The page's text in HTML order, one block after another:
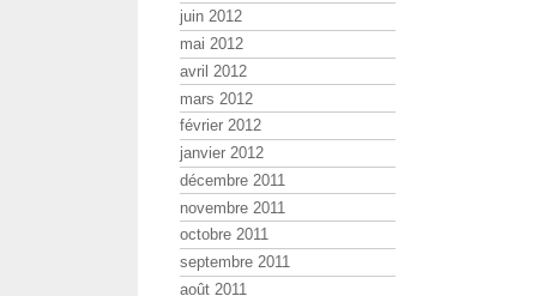
juin 2012
mai 2012
avril 2012
mars 2012
février 2012
janvier 2012
décembre 2011
novembre 2011
octobre 2011
septembre 2011
août 2011